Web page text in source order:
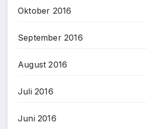
Oktober 2016
September 2016
August 2016
Juli 2016
Juni 2016